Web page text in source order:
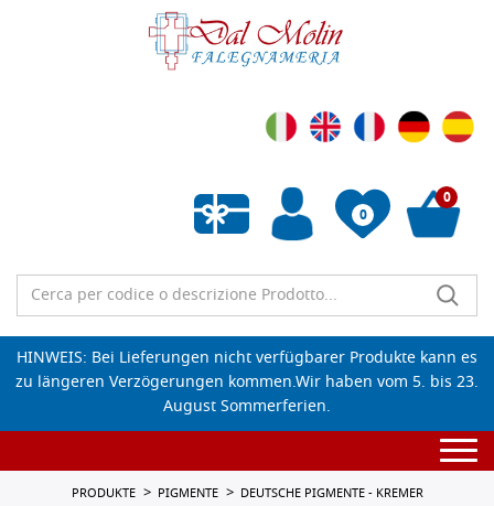
0
Wunschliste leeren
0
HINWEIS: Bei Lieferungen nicht verfügbarer Produkte kann es
zu längeren Verzögerungen kommen.Wir haben vom 5. bis 23.
August Sommerferien.
PRODUKTE PIGMENTE DEUTSCHE PIGMENTE - KREMER